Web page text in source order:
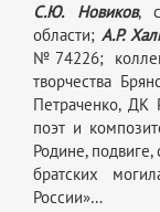
С.Ю. Новиков,
области; А.Р.
№74226;
творчества
Петраченко, ДК
поэт и
Родине,
братских
России»…